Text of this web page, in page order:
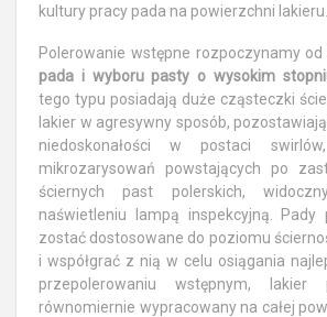
kultury pracy pada na powierzchni lakieru.
Polerowanie wstępne rozpoczynamy od
pada i wyboru pasty o wysokim
tego typu posiadają duże cząsteczki
lakier w agresywny sposób,
niedoskonałości w postaci
mikrozarysowań powstających po
ściernych past polerskich,
naświetleniu lampą inspekcyjną. Pady
zostać dostosowane do poziomu
i współgrać z nią w celu osiągania
przepolerowaniu wstępnym, lakier
równomiernie wypracowany na całej